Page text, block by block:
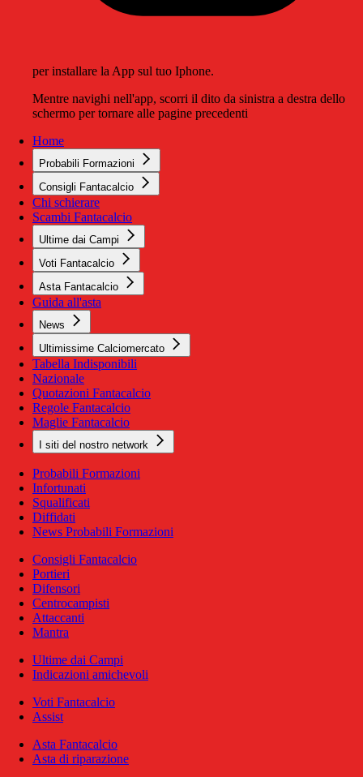
per installare la App sul tuo Iphone.
Mentre navighi nell'app, scorri il dito da sinistra a destra dello
schermo per tornare alle pagine precedenti
Home
Probabili Formazioni
Consigli Fantacalcio
Chi schierare
Scambi Fantacalcio
Ultime dai Campi
Voti Fantacalcio
Asta Fantacalcio
Guida all'asta
News
Ultimissime Calciomercato
Tabella Indisponibili
Nazionale
Quotazioni Fantacalcio
Regole Fantacalcio
Maglie Fantacalcio
I siti del nostro network
Probabili Formazioni
Infortunati
Squalificati
Diffidati
News Probabili Formazioni
Consigli Fantacalcio
Portieri
Difensori
Centrocampisti
Attaccanti
Mantra
Ultime dai Campi
Indicazioni amichevoli
Voti Fantacalcio
Assist
Asta Fantacalcio
Asta di riparazione